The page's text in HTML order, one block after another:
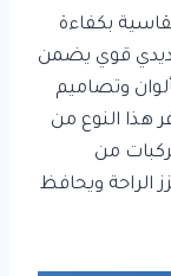
بكفاءة
قوي يضمن
وتصاميم
هذا النوع من
من
الراحة ويحافظ